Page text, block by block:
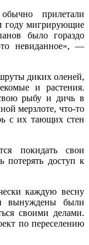
прилетали
году мигрирующие
было гораздо
невиданное», —
диких оленей,
и растения.
рыбу и дичь в
мерзлоте, что-то
с их тающих стен
покидать свои
потерять доступ к
каждую весну
вынуждены были
своими делами.
по переселению